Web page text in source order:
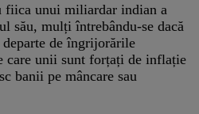
fiica unui miliardar indian a
său, mulți întrebându-se dacă
departe de îngrijorările
care unii sunt forțați de inflație
banii pe mâncare sau